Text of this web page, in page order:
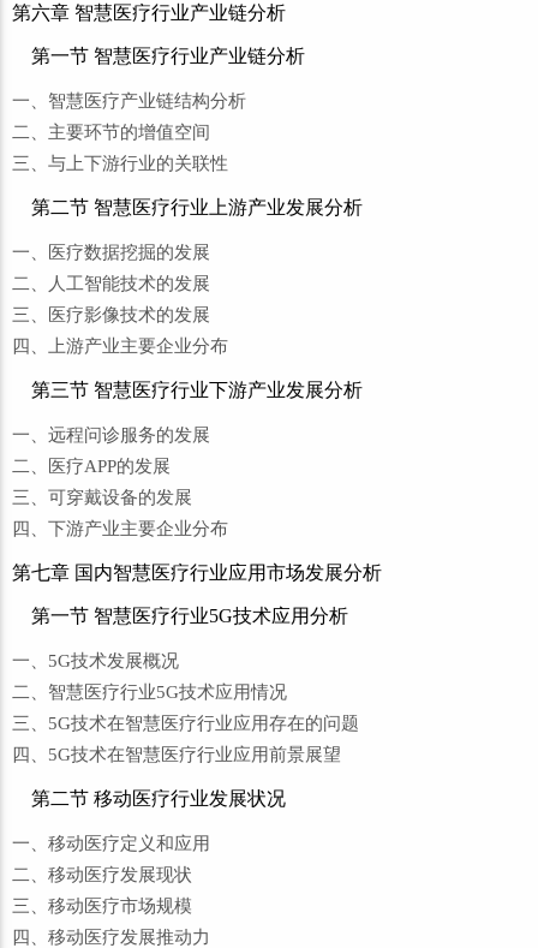
第六章 智慧医疗行业产业链分析
第一节 智慧医疗行业产业链分析
一、智慧医疗产业链结构分析
二、主要环节的增值空间
三、与上下游行业的关联性
第二节 智慧医疗行业上游产业发展分析
一、医疗数据挖掘的发展
二、人工智能技术的发展
三、医疗影像技术的发展
四、上游产业主要企业分布
第三节 智慧医疗行业下游产业发展分析
一、远程问诊服务的发展
二、医疗APP的发展
三、可穿戴设备的发展
四、下游产业主要企业分布
第七章 国内智慧医疗行业应用市场发展分析
第一节 智慧医疗行业5G技术应用分析
一、5G技术发展概况
二、智慧医疗行业5G技术应用情况
三、5G技术在智慧医疗行业应用存在的问题
四、5G技术在智慧医疗行业应用前景展望
第二节 移动医疗行业发展状况
一、移动医疗定义和应用
二、移动医疗发展现状
三、移动医疗市场规模
四、移动医疗发展推动力